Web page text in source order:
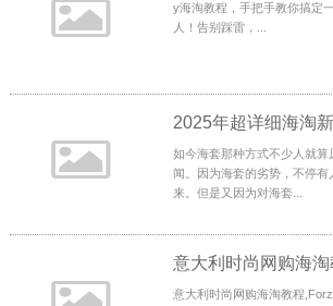
y海淘教程，手把手教你搞定
人！告别踩雷，...
如今海套那种方式不少人就
闻。因为海套的劣势，不停
来。但是又因为对海套...
意大利时尚网购海淘
意大利时尚网购海淘教程